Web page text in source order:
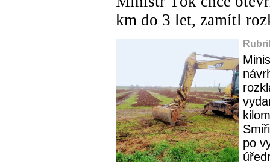
km do 3 let, zamítl
po